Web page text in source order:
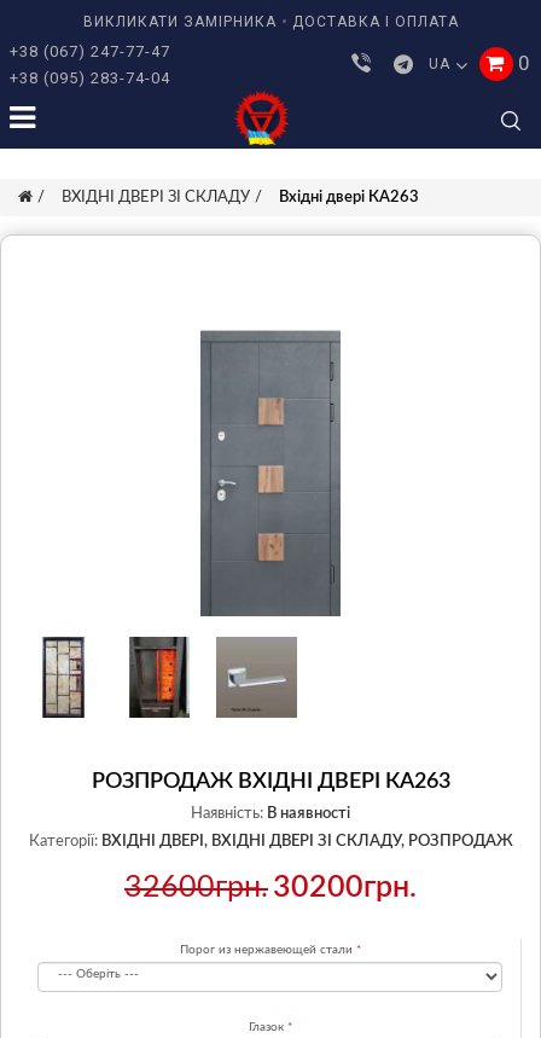
ВИКЛИКАТИ ЗАМІРНИКА ДОСТАВКА І ОПЛАТА
+38 (067) 247-77-47
+38 (095) 283-74-04
UA 0
ВХІДНІ ДВЕРІ ЗІ СКЛАДУ Вхідні двері КА263
РОЗПРОДАЖ ВХІДНІ ДВЕРІ КА263
Наявність: В наявності
Категорії: ВХІДНІ ДВЕРІ, ВХІДНІ ДВЕРІ ЗІ СКЛАДУ, РОЗПРОДАЖ
32600грн. 30200грн.
Порог из нержавеющей стали
Глазок